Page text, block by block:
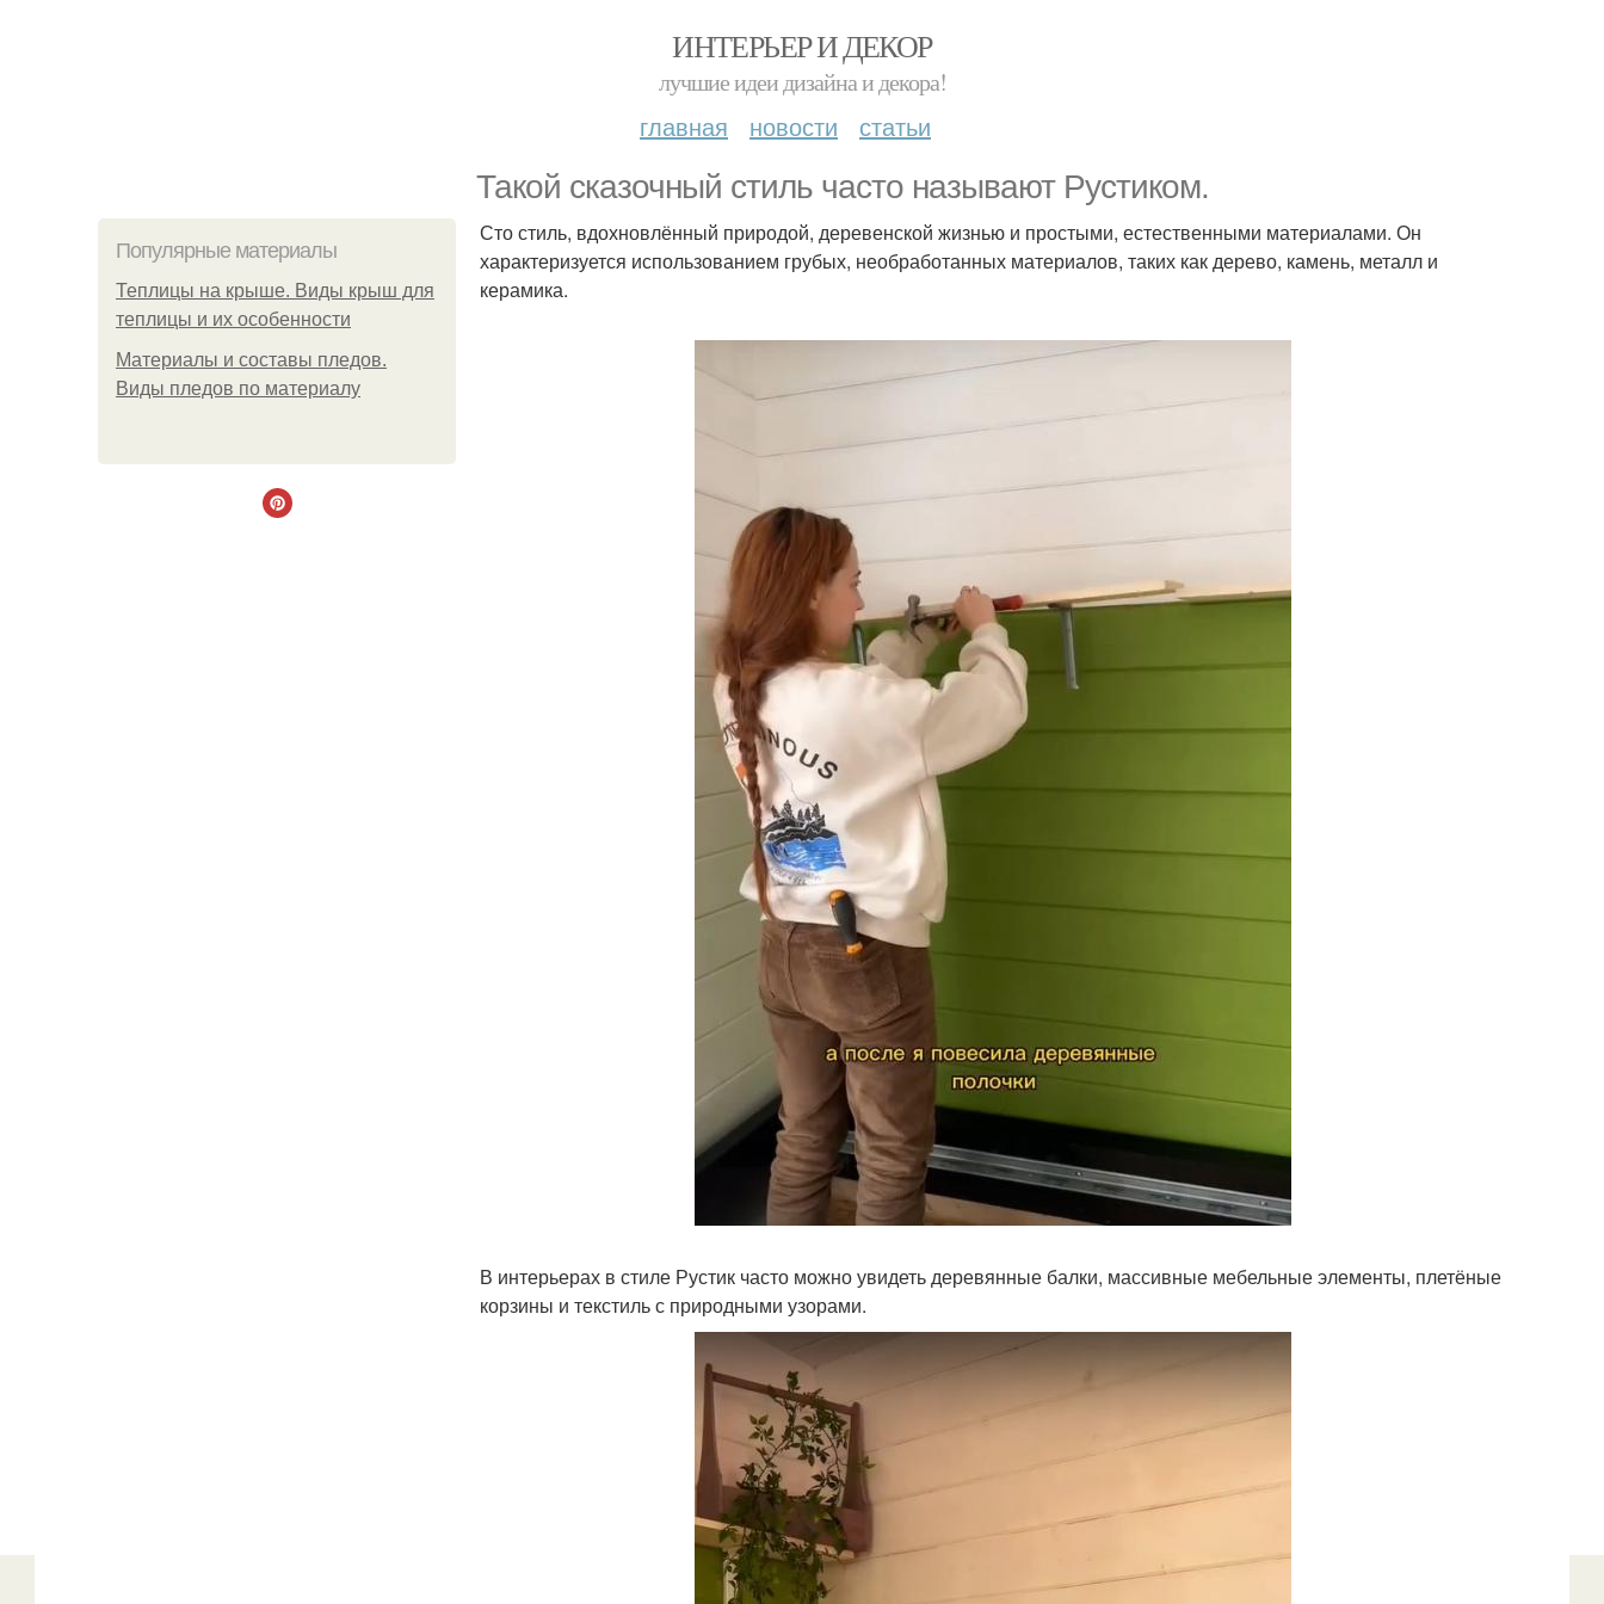
ИНТЕРЬЕР И ДЕКОР
лучшие идеи дизайна и декора!
главная новости статьи
Такой сказочный стиль часто называют Рустиком.
Популярные материалы
Теплицы на крыше. Виды крыш для
теплицы и их особенности
Материалы и составы пледов.
Виды пледов по материалу
Сто стиль, вдохновлённый природой, деревенской жизнью и простыми, естественными материалами. Он
характеризуется использованием грубых, необработанных материалов, таких как дерево, камень, металл и
керамика.
В интерьерах в стиле Рустик часто можно увидеть деревянные балки, массивные мебельные элементы, плетёные
корзины и текстиль с природными узорами.